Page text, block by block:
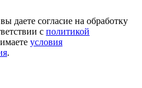
даете согласие на обработку
с политикой
условия
.